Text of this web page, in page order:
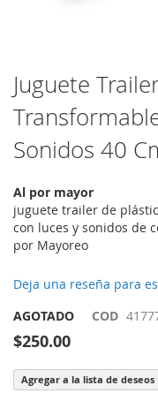
Saltar
al
comienzo
de
la
imágenes
Juguete
Sonidos 40
Al por mayor
juguete trailer de
con luces y sonidos de
por Mayoreo
Deja una reseña para
AGOTADO
COD
$250.00
Agregar a la lista de deseos